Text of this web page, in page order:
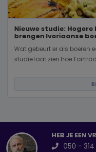
Nieuwe studie:
brengen Ivoriaanse
Wat gebeurt er als boeren
studie laat zien hoe
HEB JE EEN
050 -